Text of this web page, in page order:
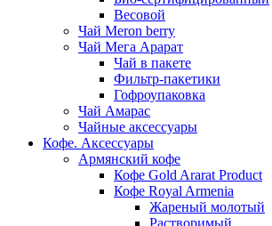
Весовой
Чай Meron berry
Чай Мега Арарат
Чай в пакете
Фильтр-пакетики
Гофроупаковка
Чай Амарас
Чайные аксессуары
Кофе. Аксессуары
Армянский кофе
Кофе Gold Ararat Product
Кофе Royal Armenia
Жареный молотый
Растворимый